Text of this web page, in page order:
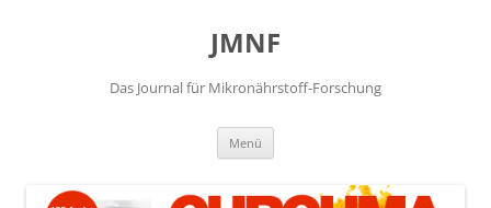
JMNF
Das Journal für Mikronährstoff-Forschung
Menü